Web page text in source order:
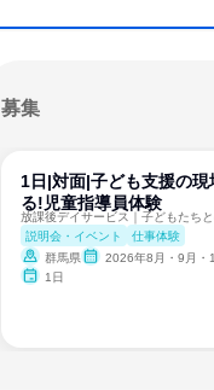
募集
1日|対面|子ども支援の現
る!児童指導員体験
説明会・イベント
仕事体験
群馬県
2026年8月・9月・10月
1日